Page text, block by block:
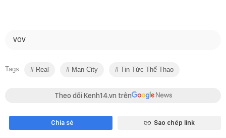
VOV
Tags Real Man City Tin Tức Thể Thao
Theo dõi Kenh14.vn trên
Chia sẻ Sao chép link